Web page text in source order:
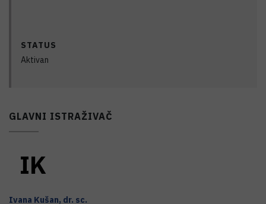
STATUS
Aktivan
GLAVNI ISTRAŽIVAČ
IK
Ivana Kušan, dr. sc.